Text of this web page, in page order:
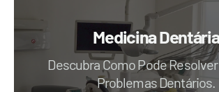
Medicina Dentária
Descubra Como Pode
Problemas Dentários.